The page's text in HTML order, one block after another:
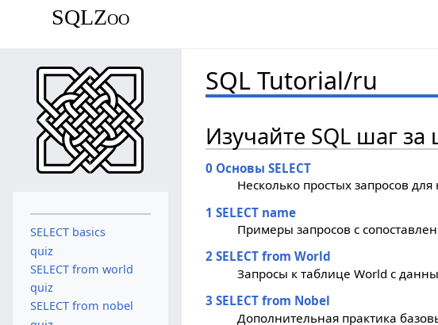
SQLZoo
SQL Tutorial/ru
Изучайте SQL шаг
0 Основы SELECT
Несколько простых запросов
1 SELECT name
Примеры запросов с
2 SELECT from World
Запросы к таблице World с
3 SELECT from Nobel
Дополнительная практика
SELECT basics
quiz
SELECT from world
quiz
SELECT from nobel